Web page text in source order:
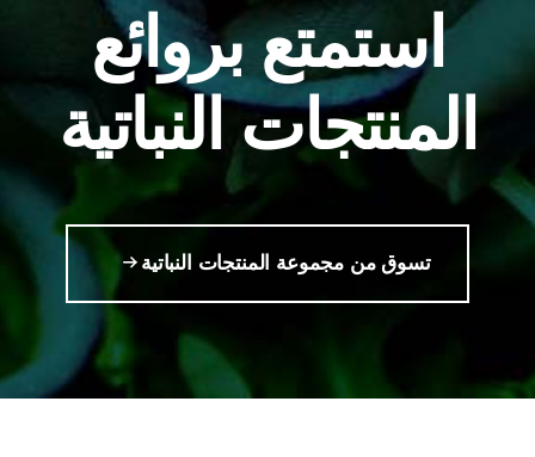
استمتع بروائع
المنتجات النباتية
تسوق من مجموعة المنتجات النباتية